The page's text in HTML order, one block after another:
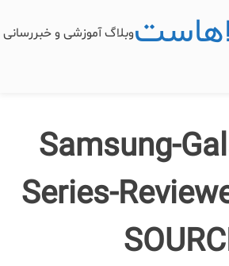
وبلاگ آموزشی و
Samsung-
Series-